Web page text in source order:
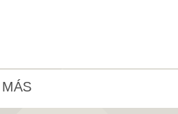
MÁS